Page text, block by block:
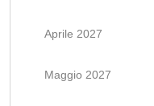
Aprile 2027
Maggio 2027